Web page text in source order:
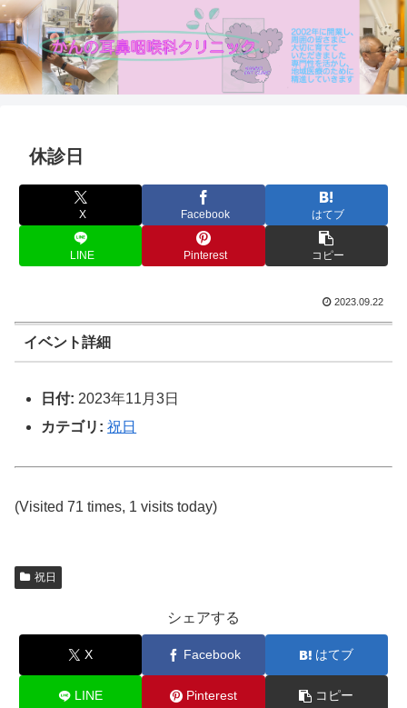
休診日
X Facebook はてブ
LINE Pinterest コピー
2023.09.22
イベント詳細
日付: 2023年11月3日
カテゴリ: 祝日
(Visited 71 times, 1 visits today)
祝日
シェアする
X Facebook はてブ
LINE Pinterest コピー